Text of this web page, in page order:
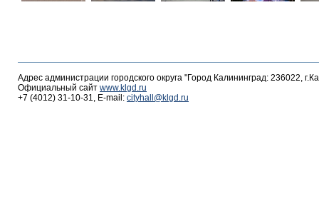
Адрес администрации городского округа "Город Калининград: 236022,
Официальный сайт www.klgd.ru
+7 (4012) 31-10-31, E-mail: cityhall@klgd.ru